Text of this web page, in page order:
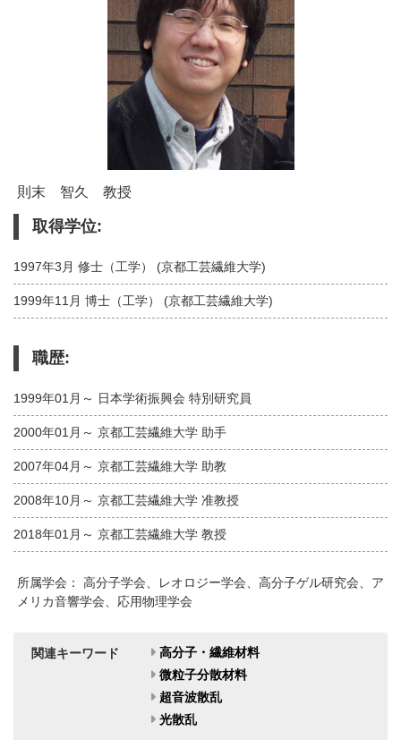
則末 智久 教授
取得学位:
1997年3月 修士（工学） (京都工芸繊維大学)
1999年11月 博士（工学） (京都工芸繊維大学)
職歴:
1999年01月～ 日本学術振興会 特別研究員
2000年01月～ 京都工芸繊維大学 助手
2007年04月～ 京都工芸繊維大学 助教
2008年10月～ 京都工芸繊維大学 准教授
2018年01月～ 京都工芸繊維大学 教授
所属学会： 高分子学会、レオロジー学会、高分子ゲル研究会、ア
メリカ音響学会、応用物理学会
関連キーワード
高分子・繊維材料
微粒子分散材料
超音波散乱
光散乱